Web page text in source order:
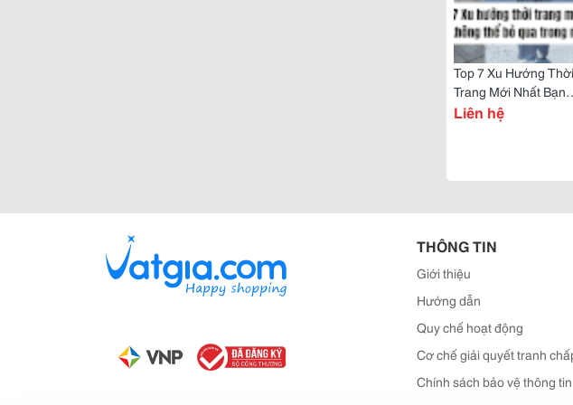
Top 7 Xu Hướng Thời
Trang Mới Nhất Bạn
Không Thể Bỏ Qua
Liên hệ
THÔNG TIN
Giới thiệu
Hướng dẫn
Quy chế hoạt động
Cơ chế giải quyết tranh
Chính sách bảo vệ thông tin